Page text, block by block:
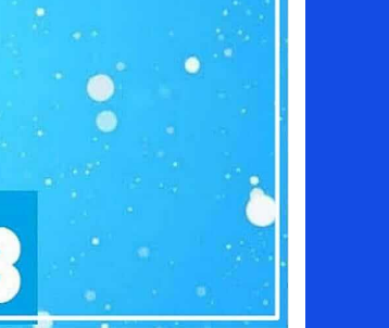
بعد فسخ عقده.. حصاد
السيرة الذاتية
سامو كوستا في معسكر